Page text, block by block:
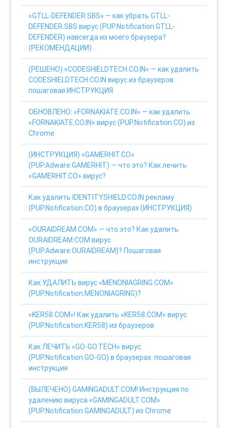
«GTLL-DEFENDER.SBS» — как убрать GTLL-
DEFENDER.SBS вирус (PUP.Notification.GTLL-
DEFENDER) навсегда из моего браузера?
(РЕКОМЕНДАЦИИ)
(РЕШЕНО) «CODESHIELDTECH.CO.IN» — как удалить
CODESHIELDTECH.CO.IN вирус из браузеров:
пошаговая ИНСТРУКЦИЯ
ОБНОВЛЕНО: «FORNAKIATE.CO.IN» — как удалить
«FORNAKIATE.CO.IN» вирус (PUP.Notification.CO) из
Chrome
(ИНСТРУКЦИЯ) «GAMERHIT.CO»
(PUP.Adware.GAMERHIT) — что это? Как лечить
«GAMERHIT.CO» вирус?
Как удалить IDENTITYSHIELD.CO.IN рекламу
(PUP.Notification.CO) в браузерах (ИНСТРУКЦИЯ)
«OURAIDREAM.COM» — что это? Как удалить
OURAIDREAM.COM вирус
(PUP.Adware.OURAIDREAM)? Пошаговая
инструкция
Как УДАЛИТЬ вирус «MENONIAGRING.COM»
(PUP.Notification.MENONIAGRING)?
«KER58.COM»! Как удалить «KER58.COM» вирус
(PUP.Notification.KER58) из браузеров
Как ЛЕЧИТЬ «GO-GO.TECH» вирус
(PUP.Notification.GO-GO) в браузерах: пошаговая
инструкция
(ВЫЛЕЧЕНО) GAMINGADULT.COM! Инструкция по
удалению вируса «GAMINGADULT.COM»
(PUP.Notification.GAMINGADULT) из Chrome